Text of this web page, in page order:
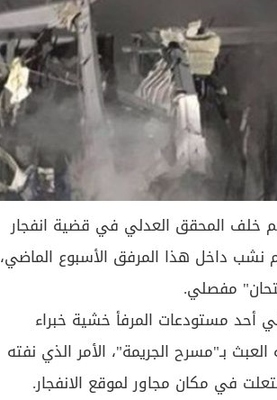
خلف المحقق العدلي في قضية انفجار
داخل هذا المرفق الأسبوع الماضي،
مفصلي.
أحد مستودعات المرفأ خشية خبراء
بـ"مسرح الجريمة"، الأمر الذي نفته
في مكان مجاور لموقع الانفجار.